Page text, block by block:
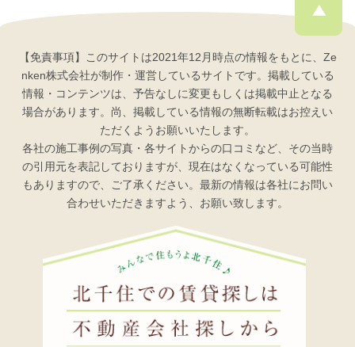
【免責事項】このサイトは2021年12月時点の情報をもとに、Ze
nken株式会社が制作・運営しているサイトです。掲載している
情報・コンテンツは、予告なしに変更もしくは掲載中止となる
場合があります。尚、掲載している情報の無断転載はお控えい
ただくようお願いいたします。
各社の施工事例の写真・各サイトからの口コミなど、その当時
の引用元を表記しておりますが、現在はなくなっている可能性
もありますので、ご了承ください。最新の情報は各社にお問い
合わせいただきますよう、お願い致します。